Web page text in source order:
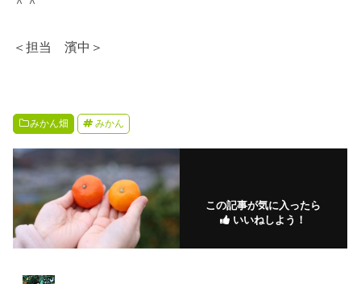
＜担当 濱中＞
みかん畑 みかん
この記事が気に入ったら
いいねしよう！